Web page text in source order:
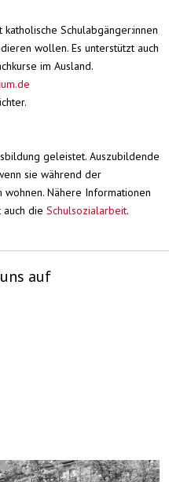
Schulabgänger:innen
wollen. Es unterstützt auch
im Ausland.
geleistet. Auszubildende
sie während der
Nähere Informationen
die Schulsozialarbeit.
auf